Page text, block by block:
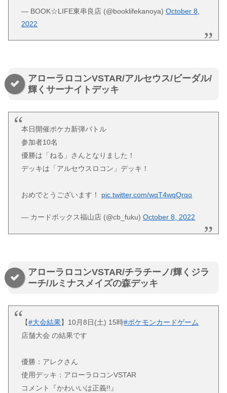
— BOOK☆LIFE東串良店 (@booklifekanoya)October 8,
2022
アローラロコンVSTAR/アルセウス/ビーダル/
輝くサーナイトデッキ
本日開催ポケカ新弾バトル
参加者10名
優勝は「ねる」さんとなりました！
デッキは「アルセウスロコン」デッキ！
おめでとうございます！ pic.twitter.com/wqT4wqQrqo
— カードボックス福山店 (@cb_fuku)October 8, 2022
アローラロコンVSTAR/チラチーノ/輝くジラ
ーチ/ルミナスメイズの森デッキ
【#大会結果】10月8日(土) 15時#ポケモンカードゲーム
店舗大会 の結果です
優勝：アレクさん
使用デッキ：アローラロコンVSTAR
コメント『かわいいは正義!!』